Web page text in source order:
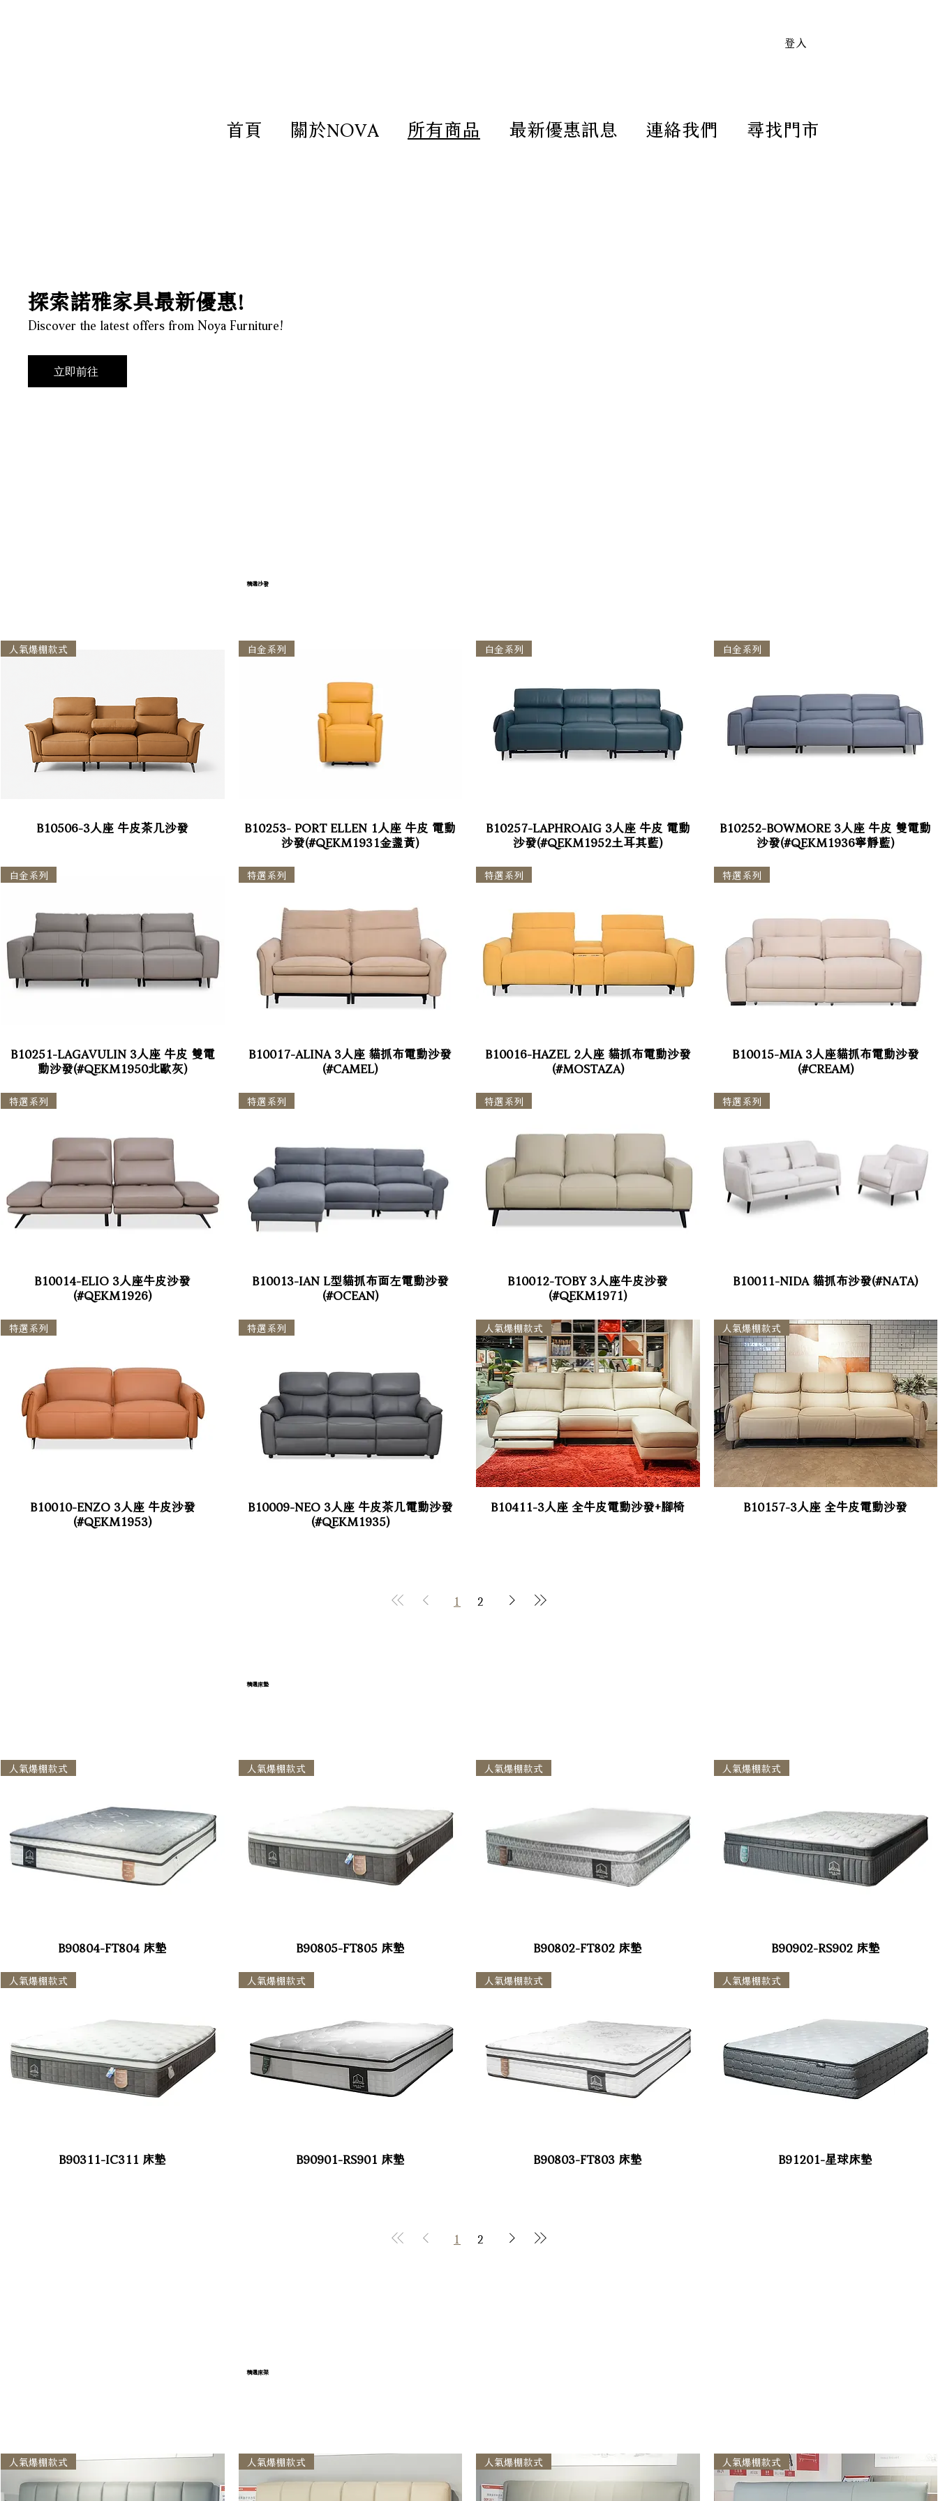
登入
首頁 關於NOVA 所有商品 最新優惠訊息 連絡我們 尋找門市
人氣爆棚款式
B10506-3人座 牛皮茶几沙發
白金系列
B10253- PORT ELLEN 1人座 牛皮 電動
沙發(#QEKM1931金盞黃)
白金系列
B10257-LAPHROAIG 3人座 牛皮 電動
沙發(#QEKM1952土耳其藍)
白金系列
B10252-BOWMORE 3人座 牛皮 雙電動
沙發(#QEKM1936寧靜藍)
白金系列
B10251-LAGAVULIN 3人座 牛皮 雙電
動沙發(#QEKM1950北歐灰)
特選系列
B10017-ALINA 3人座 貓抓布電動沙發
(#CAMEL)
特選系列
B10016-HAZEL 2人座 貓抓布電動沙發
(#MOSTAZA)
特選系列
B10015-MIA 3人座貓抓布電動沙發
(#CREAM)
特選系列
B10014-ELIO 3人座牛皮沙發
(#QEKM1926)
特選系列
B10013-IAN L型貓抓布面左電動沙發
(#OCEAN)
特選系列
B10012-TOBY 3人座牛皮沙發
(#QEKM1971)
特選系列
B10011-NIDA 貓抓布沙發(#NATA)
特選系列
B10010-ENZO 3人座 牛皮沙發
(#QEKM1953)
特選系列
B10009-NEO 3人座 牛皮茶几電動沙發
(#QEKM1935)
人氣爆棚款式
B10411-3人座 全牛皮電動沙發+腳椅
人氣爆棚款式
B10157-3人座 全牛皮電動沙發
1 2
精選沙發
立即前往
​Discover the latest offers from Noya Furniture!
​探索諾雅家具最新優惠!
人氣爆棚款式
B90804-FT804 床墊
人氣爆棚款式
B90805-FT805 床墊
人氣爆棚款式
B90802-FT802 床墊
人氣爆棚款式
B90902-RS902 床墊
人氣爆棚款式
B90311-IC311 床墊
人氣爆棚款式
B90901-RS901 床墊
人氣爆棚款式
B90803-FT803 床墊
人氣爆棚款式
B91201-星球床墊
1 2
精選床架
人氣爆棚款式 人氣爆棚款式 人氣爆棚款式 人氣爆棚款式
精選床墊